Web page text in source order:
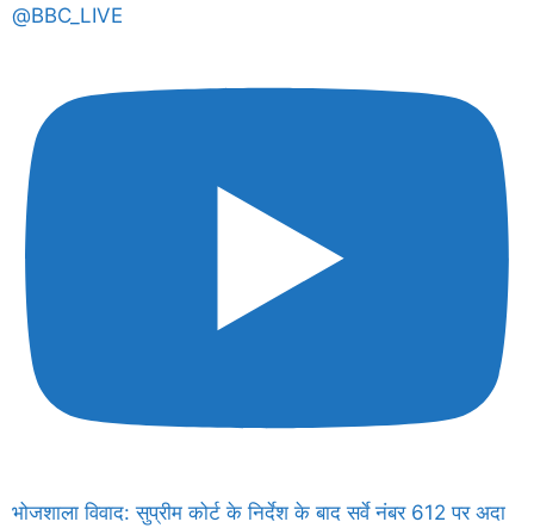
@BBC_LIVE
भोजशाला विवाद: सुप्रीम कोर्ट के निर्देश के बाद सर्वे नंबर 612 पर अदा